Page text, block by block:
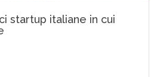
startup italiane in cui